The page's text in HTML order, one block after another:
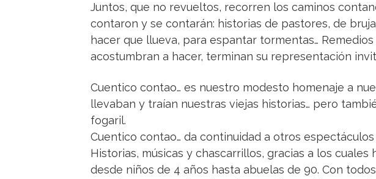
Juntos, que no revueltos, recorren los caminos
contaron y se contarán: historias de pastores, de
hacer que llueva, para espantar tormentas…
acostumbran a hacer, terminan su representación
Cuentico contao… es nuestro modesto homenaje a
llevaban y traían nuestras viejas historias… pero
fogaril.
Cuentico contao… da continuidad a otros
Historias, músicas y chascarrillos, gracias a los
desde niños de 4 años hasta abuelas de 90. Con